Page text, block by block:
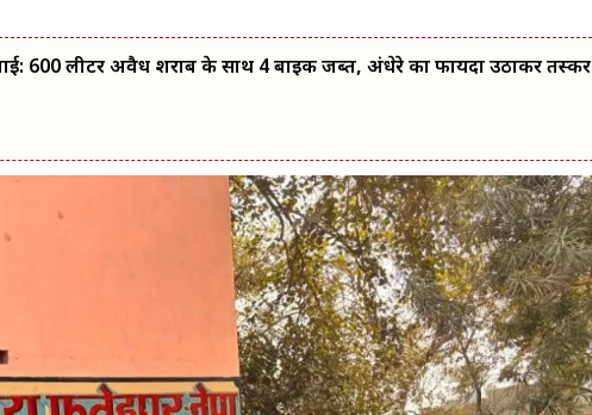
600 लीटर अवैध शराब के साथ 4 बाइक जब्त, अंधेरे का फायदा उठाकर तस्कर